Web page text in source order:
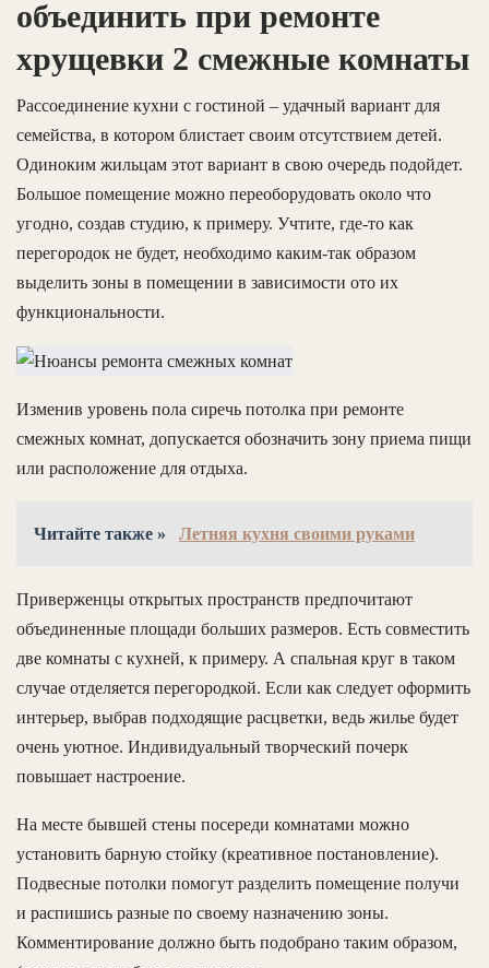
объединить при ремонте
хрущевки 2 смежные комнаты
Рассоединение кухни с гостиной – удачный вариант для
семейства, в котором блистает своим отсутствием детей.
Одиноким жильцам этот вариант в свою очередь подойдет.
Большое помещение можно переоборудовать около что
угодно, создав студию, к примеру. Учтите, где-то как
перегородок не будет, необходимо каким-так образом
выделить зоны в помещении в зависимости ото их
функциональности.
Изменив уровень пола сиречь потолка при ремонте
смежных комнат, допускается обозначить зону приема пищи
или расположение для отдыха.
Читайте также » Летняя кухня своими руками
Приверженцы открытых пространств предпочитают
объединенные площади больших размеров. Есть совместить
две комнаты с кухней, к примеру. А спальная круг в таком
случае отделяется перегородкой. Если как следует оформить
интерьер, выбрав подходящие расцветки, ведь жилье будет
очень уютное. Индивидуальный творческий почерк
повышает настроение.
На месте бывшей стены посереди комнатами можно
установить барную стойку (креативное постановление).
Подвесные потолки помогут разделить помещение получи
и распишись разные по своему назначению зоны.
Комментирование должно быть подобрано таким образом,